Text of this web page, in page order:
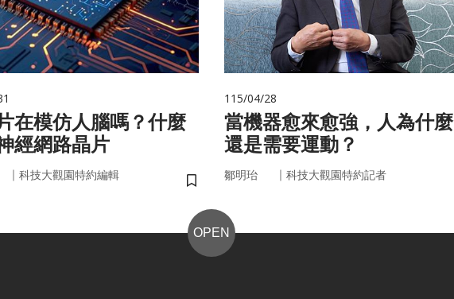
在模仿人腦嗎？什麼
經網路晶片
｜ 科技大觀園特約編輯
儲存書籤
115/04/28
當機器愈來愈強，人為什麼
還是需要運動？
鄒明珆 ｜ 科技大觀園特約記者
OPEN